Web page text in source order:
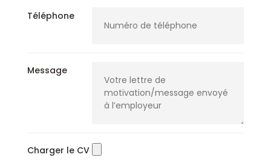
Téléphone
Message
Charger le CV